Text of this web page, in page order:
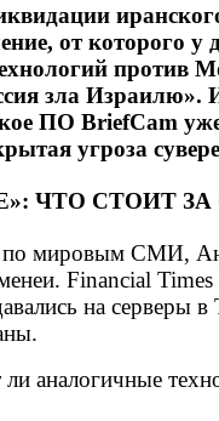
от
против
зла Израилю».
ПО BriefCam
угроза
ЧТО СТОИТ
мировым СМИ,
Financial Times
на серверы
аналогичные